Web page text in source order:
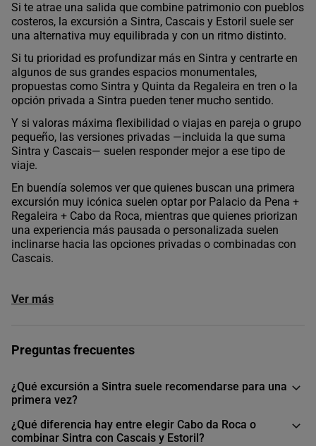
Si te atrae una salida que combine patrimonio con pueblos
costeros, la excursión a Sintra, Cascais y Estoril suele ser
una alternativa muy equilibrada y con un ritmo distinto.
Si tu prioridad es profundizar más en Sintra y centrarte en
algunos de sus grandes espacios monumentales,
propuestas como Sintra y Quinta da Regaleira en tren o la
opción privada a Sintra pueden tener mucho sentido.
Y si valoras máxima flexibilidad o viajas en pareja o grupo
pequeño, las versiones privadas —incluida la que suma
Sintra y Cascais— suelen responder mejor a ese tipo de
viaje.
En buendía solemos ver que quienes buscan una primera
excursión muy icónica suelen optar por Palacio da Pena +
Regaleira + Cabo da Roca, mientras que quienes priorizan
una experiencia más pausada o personalizada suelen
inclinarse hacia las opciones privadas o combinadas con
Cascais.
Ver más
Preguntas frecuentes
¿Qué excursión a Sintra suele recomendarse para una
primera vez?
¿Qué diferencia hay entre elegir Cabo da Roca o
combinar Sintra con Cascais y Estoril?